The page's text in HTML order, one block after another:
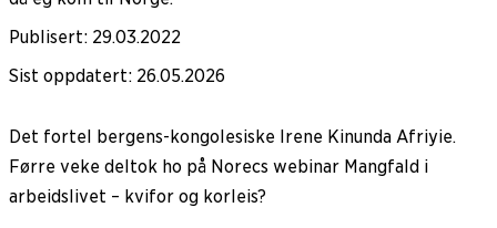
Publisert: 29.03.2022
Sist oppdatert: 26.05.2026
Det fortel bergens-kongolesiske Irene Kinunda Afriyie.
Førre veke deltok ho på Norecs webinar Mangfald i
arbeidslivet – kvifor og korleis?